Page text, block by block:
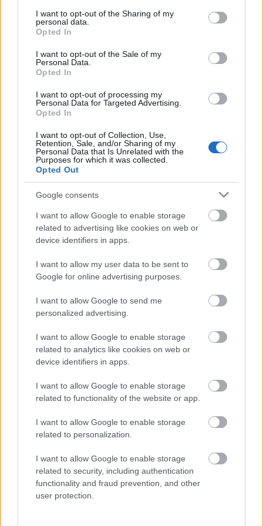
not limited to your visit or usage behaviour. You may click to
grant or deny consent to Google and its third-party tags to
use your data for below specified purposes in below Google
consent section.
I want to opt-out of the Sharing of my
personal data.
Opted In
I want to opt-out of the Sale of my
Personal Data.
Opted In
I want to opt-out of processing my
Personal Data for Targeted Advertising.
Opted In
I want to opt-out of Collection, Use,
Retention, Sale, and/or Sharing of my
Personal Data that Is Unrelated with the
Purposes for which it was collected.
Opted Out
Google consents
I want to allow Google to enable storage
related to advertising like cookies on web or
device identifiers in apps.
I want to allow my user data to be sent to
Google for online advertising purposes.
I want to allow Google to send me
personalized advertising.
I want to allow Google to enable storage
related to analytics like cookies on web or
device identifiers in apps.
I want to allow Google to enable storage
related to functionality of the website or app.
I want to allow Google to enable storage
related to personalization.
I want to allow Google to enable storage
related to security, including authentication
functionality and fraud prevention, and other
user protection.
A szőlő és a bor mellett döntött. Előbb
Tokajban, Szepsy István mellett töltötte
gyakorlatát, majd – Ausztriát és Új-Zélandot
megjárva – 2014-ben tért vissza Egerbe, ahol
azóta együtt dolgozik édesapjával a St.
Andreánál. Felosztották egymás között a
munkát: a fiatal generáció felel a szőlőért, az
fontos döntéseket együtt hozzák meg.
„A házasításokat együtt szoktuk kialakítani,
bikavérekről. Ez úgy működik, hogy ketten
kóstoljuk a tételeket, és eldöntjük, hogy
melyik fajtát melyik borban tudjuk elképzelni.
Persze néha, amikor szavazni kell, az ő
szavazata kettőt ér… Ez azonban jól van így,
ízlésünk is egyezik – meséli ifj. Lőrincz
György. – Mégis izgalmas volt egy önállóan
végigvitt borral kipróbálni magam. Az Axios
néven nemrég bemutatott bor egy 2016-os
Egri Bikavér Grand Superior. Nevének
jelentése: méltó. A bor 18 hónapos tölgyfa